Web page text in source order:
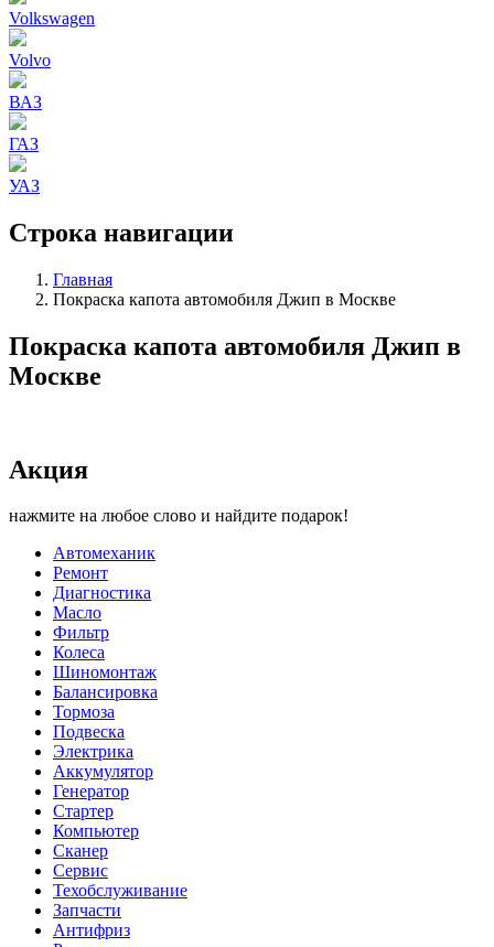
Volkswagen
Volvo
ВАЗ
ГАЗ
УАЗ
Строка навигации
Главная
Покраска капота автомобиля Джип в Москве
Покраска капота автомобиля Джип в
Москве
Акция
нажмите на любое слово и найдите подарок!
Автомеханик
Ремонт
Диагностика
Масло
Фильтр
Колеса
Шиномонтаж
Балансировка
Тормоза
Подвеска
Электрика
Аккумулятор
Генератор
Стартер
Компьютер
Сканер
Сервис
Техобслуживание
Запчасти
Антифриз